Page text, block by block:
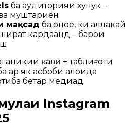
ба аудиторияи хунук –
муштариён
мақсад ба онҳое, ки аллакай
кардаанд – барои
қавӣ + таблиғоти
ҳар як асбоби алоҳида
беҳтар медиҳад.
Instagram